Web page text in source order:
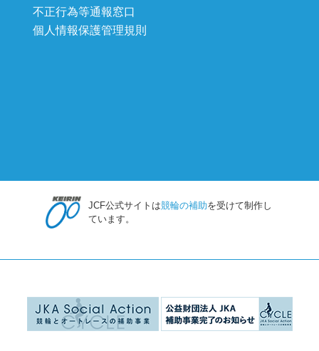
不正行為等通報窓口
個人情報保護管理規則
JCF公式サイトは競輪の補助を受けて制作し
ています。